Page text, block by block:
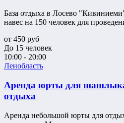
База отдыха в Лосево
навес на 150 человек для
от 450 руб
До 15 человек
10:00 - 20:00
Ленобласть
Аренда юрты для шашлыка
отдыха
Аренда небольшой юрты для